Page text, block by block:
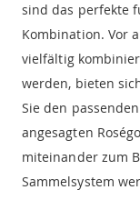
sind das perfekte
Kombination. Vor
vielfältig
werden, bieten
Sie den
angesagten
miteinander zum
Sammelsystem